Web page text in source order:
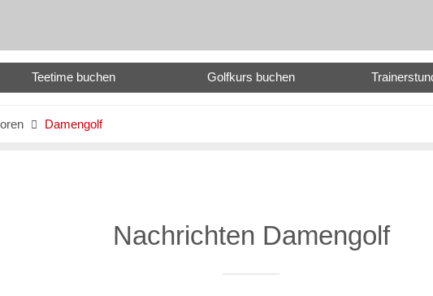
Teetime buchen Golfkurs buchen
 Damengolf
Nachrichten Damengolf